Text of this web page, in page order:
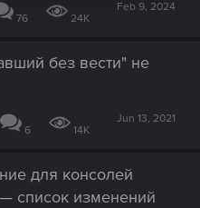
76 24K
Feb 9, 2024
без вести" не
6 14K
Jun 13, 2021
для консолей
список изменений